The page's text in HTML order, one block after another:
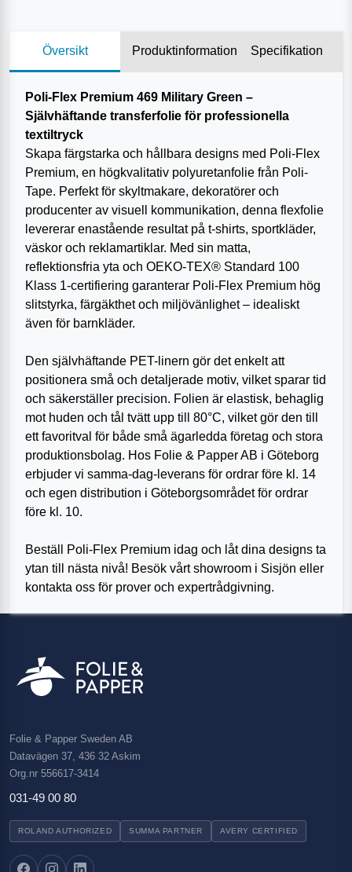
Översikt Produktinformation Specifikation
Poli-Flex Premium 469 Military Green –
Självhäftande transferfolie för professionella
textiltryck
Skapa färgstarka och hållbara designs med Poli-Flex
Premium, en högkvalitativ polyuretanfolie från Poli-
Tape. Perfekt för skyltmakare, dekoratörer och
producenter av visuell kommunikation, denna flexfolie
levererar enastående resultat på t-shirts, sportkläder,
väskor och reklamartiklar. Med sin matta,
reflektionsfria yta och OEKO-TEX® Standard 100
Klass 1-certifiering garanterar Poli-Flex Premium hög
slitstyrka, färgäkthet och miljövänlighet – idealiskt
även för barnkläder.
Den självhäftande PET-linern gör det enkelt att
positionera små och detaljerade motiv, vilket sparar tid
och säkerställer precision. Folien är elastisk, behaglig
mot huden och tål tvätt upp till 80°C, vilket gör den till
ett favoritval för både små ägarledda företag och stora
produktionsbolag. Hos Folie & Papper AB i Göteborg
erbjuder vi samma-dag-leverans för ordrar före kl. 14
och egen distribution i Göteborgsområdet för ordrar
före kl. 10.
Beställ Poli-Flex Premium idag och låt dina designs ta
ytan till nästa nivå! Besök vårt showroom i Sisjön eller
kontakta oss för prover och expertrådgivning.
Folie & Papper Sweden AB
Datavägen 37, 436 32 Askim
Org.nr 556617-3414
031-49 00 80
ROLAND AUTHORIZED SUMMA PARTNER AVERY CERTIFIED